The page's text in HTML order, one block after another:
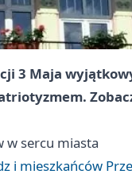
3 Maja
w sercu miasta
i mieszkańców